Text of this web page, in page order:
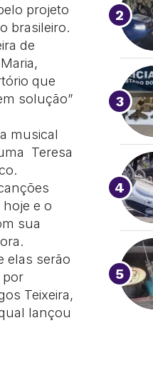
projeto
brasileiro.
de
que
solução”
musical
Teresa
e o
sua
elas serão
por
Teixeira,
lançou